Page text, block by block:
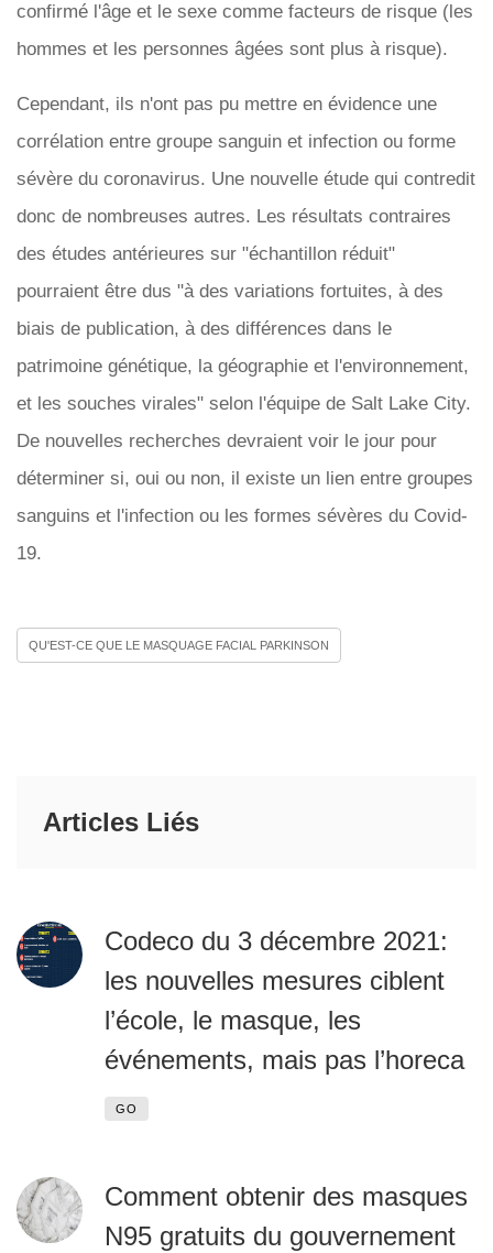
confirmé l'âge et le sexe comme facteurs de risque (les
hommes et les personnes âgées sont plus à risque).
Cependant, ils n'ont pas pu mettre en évidence une
corrélation entre groupe sanguin et infection ou forme
sévère du coronavirus. Une nouvelle étude qui contredit
donc de nombreuses autres. Les résultats contraires
des études antérieures sur "échantillon réduit"
pourraient être dus "à des variations fortuites, à des
biais de publication, à des différences dans le
patrimoine génétique, la géographie et l'environnement,
et les souches virales" selon l'équipe de Salt Lake City.
De nouvelles recherches devraient voir le jour pour
déterminer si, oui ou non, il existe un lien entre groupes
sanguins et l'infection ou les formes sévères du Covid-
19.
QU'EST-CE QUE LE MASQUAGE FACIAL PARKINSON
Articles Liés
Codeco du 3 décembre 2021:
les nouvelles mesures ciblent
l’école, le masque, les
événements, mais pas l’horeca
GO
Comment obtenir des masques
N95 gratuits du gouvernement